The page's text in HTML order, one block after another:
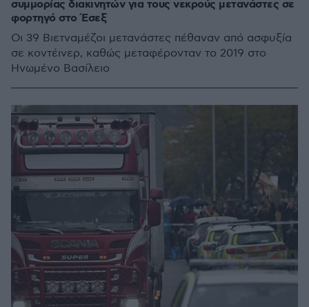
συμμορίας διακινητών για τους νεκρούς μετανάστες σε
φορτηγό στο Έσεξ
Οι 39 Βιετναμέζοι μετανάστες πέθαναν από ασφυξία
σε κοντέινερ, καθώς μεταφέρονταν το 2019 στο
Ηνωμένο Βασίλειο